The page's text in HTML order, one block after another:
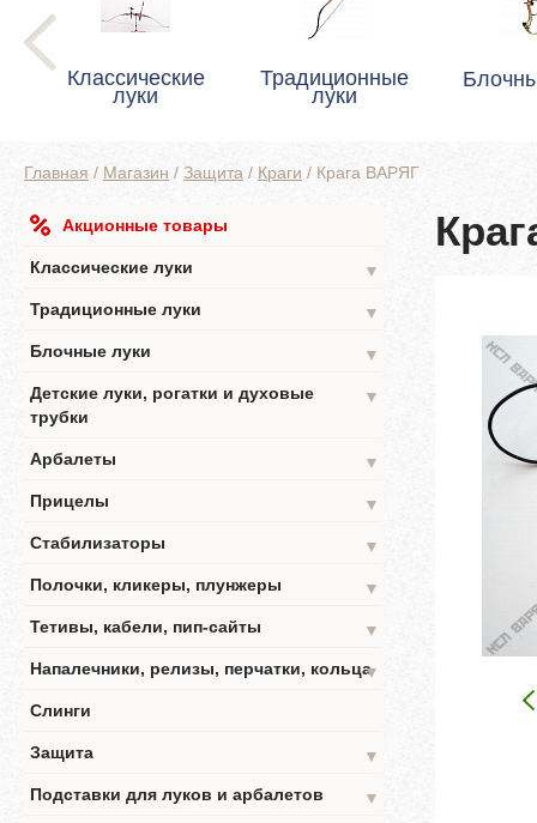
Классические
луки
Традиционные
луки
Главная / Магазин / Защита / Краги / Крага ВАРЯГ
Акционные товары
Классические луки
▼
Традиционные луки
▼
Блочные луки
▼
Детские луки, рогатки и духовые
трубки
▼
Арбалеты
▼
Прицелы
▼
Стабилизаторы
▼
Полочки, кликеры, плунжеры
▼
Тетивы, кабели, пип-сайты
▼
Напалечники, релизы, перчатки, кольца▼
Слинги
Защита
▼
Подставки для луков и арбалетов
▼